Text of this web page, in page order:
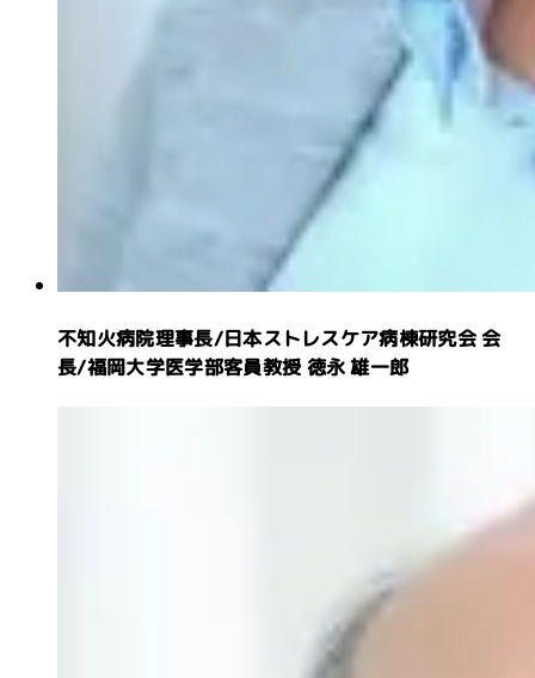
不知火病院理事長/日本ストレスケア病棟研究会 会
長/福岡大学医学部客員教授 徳永 雄一郎